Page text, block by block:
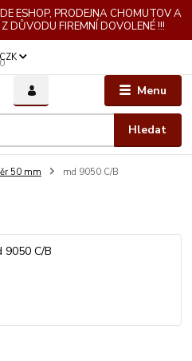
ESHOP, PRODEJNA CHOMUTOV A
DŮVODU FIREMNÍ DOVOLENÉ !!!
Menu
CZK
Hledat
50 mm md 9050 C/B